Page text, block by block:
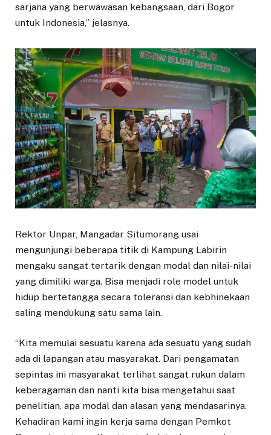
sarjana yang berwawasan kebangsaan, dari Bogor
untuk Indonesia,” jelasnya.
Rektor Unpar, Mangadar Situmorang usai
mengunjungi beberapa titik di Kampung Labirin
mengaku sangat tertarik dengan modal dan nilai-nilai
yang dimiliki warga. Bisa menjadi role model untuk
hidup bertetangga secara toleransi dan kebhinekaan
saling mendukung satu sama lain.
“Kita memulai sesuatu karena ada sesuatu yang sudah
ada di lapangan atau masyarakat. Dari pengamatan
sepintas ini masyarakat terlihat sangat rukun dalam
keberagaman dan nanti kita bisa mengetahui saat
penelitian, apa modal dan alasan yang mendasarinya.
Kehadiran kami ingin kerja sama dengan Pemkot